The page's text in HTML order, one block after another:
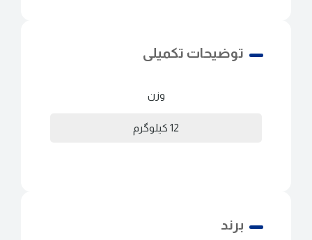
توضیحات تکمیلی
وزن
12 کیلوگرم
برند